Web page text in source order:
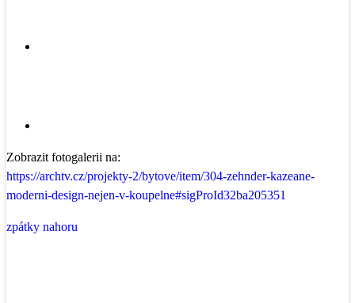
Zobrazit fotogalerii na:
https://archtv.cz/projekty-2/bytove/item/304-zehnder-kazeane-
moderni-design-nejen-v-koupelne#sigProId32ba205351
zpátky nahoru